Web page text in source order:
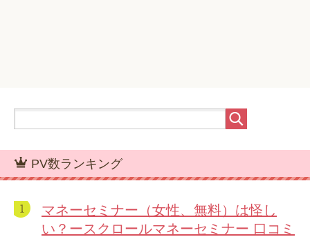
PV数ランキング
マネーセミナー（女性、無料）は怪し
い？ースクロールマネーセミナー 口コミ